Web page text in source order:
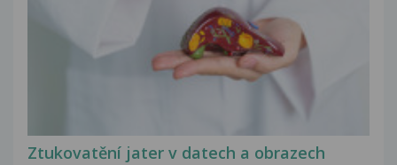
Ztukovatění jater v datech a obrazech